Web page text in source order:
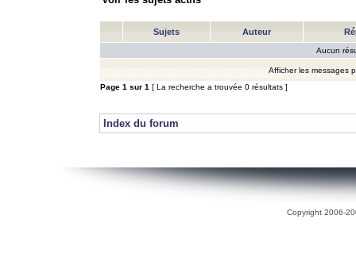
Sujets Auteur
Aucun
Afficher les messages
Page 1 sur 1 [ La recherche a trouvée 0 résultats ]
Index du forum
Copyright 2006-